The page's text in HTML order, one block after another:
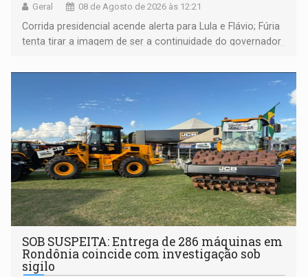
Geral 08 de Agosto de 2026 às 12:21
Corrida presidencial acende alerta para Lula e Flávio; Fúria
tenta tirar a imagem de ser a continuidade do governador
não ter entrado no modo eleição; ABAV faz evento em
SOB SUSPEITA: Entrega de 286 máquinas em
Rondônia coincide com investigação sob
sigilo